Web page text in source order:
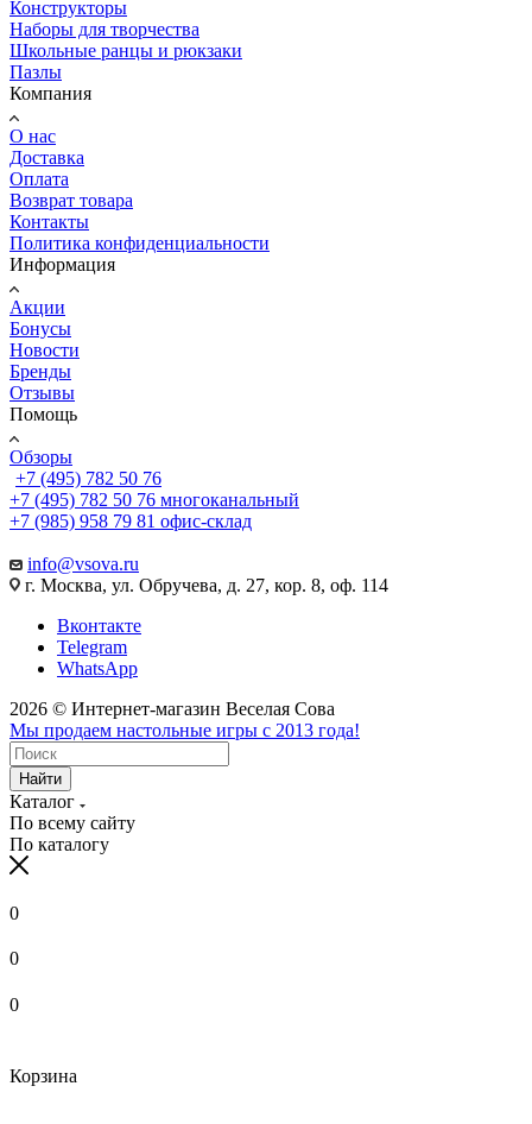
Конструкторы
Наборы для творчества
Школьные ранцы и рюкзаки
Пазлы
Компания
О нас
Доставка
Оплата
Возврат товара
Контакты
Политика конфиденциальности
Информация
Акции
Бонусы
Новости
Бренды
Отзывы
Помощь
Обзоры
+7 (495) 782 50 76
+7 (495) 782 50 76 многоканальный
+7 (985) 958 79 81 офис-склад
info@vsova.ru
г. Москва, ул. Обручева, д. 27, кор. 8, оф. 114
Вконтакте
Telegram
WhatsApp
2026 © Интернет-магазин Веселая Сова
Мы продаем настольные игры с 2013 года!
Найти
Каталог
По всему сайту
По каталогу
0
0
0
Корзина